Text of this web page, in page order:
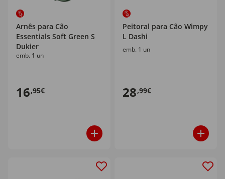
Arnês para Cão
Essentials Soft Green S
Dukier
emb. 1 un
16,95€
Peitoral para Cão Wimpy
L Dashi
emb. 1 un
28,99€